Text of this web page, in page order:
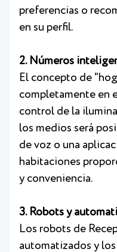
preferencias o
en su perfil.
2. Números
El concepto de
completamente en
control de la
los medios será
de voz o una
habitaciones
y conveniencia.
3. Robots y
Los robots de
automatizados y